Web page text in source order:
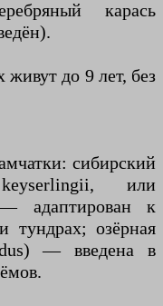
карась
живут до 9 лет, без
сибирский
или
— адаптирован к
тундрах; озёрная
— введена в